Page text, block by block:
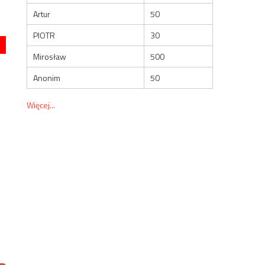
Artur
50
PIOTR
30
Mirosław
500
Anonim
50
Więcej...